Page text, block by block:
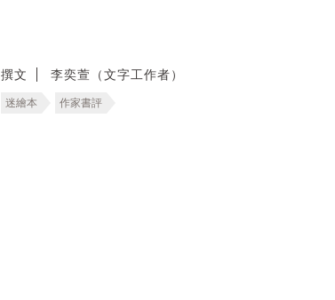
撰文 李奕萱（文字工作者）
迷繪本 作家書評